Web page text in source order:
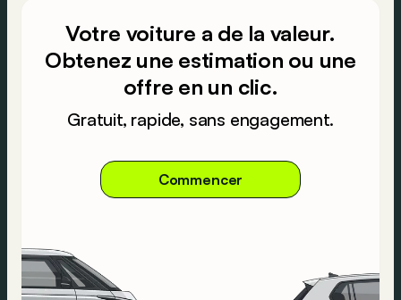
Votre voiture a de la valeur.
Obtenez une estimation ou une
offre en un clic.
Gratuit, rapide, sans engagement.
Commencer